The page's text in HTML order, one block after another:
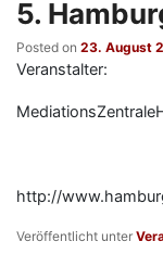
5.
Posted on 23. August
Veranstalter:
http://
Veröffentlicht unter